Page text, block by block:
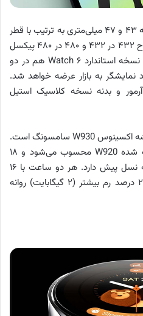
گلکسی واچ ۶ کلاسیک در دو نسخه ۴۳ و ۴۷ میلی‌متری به ترتیب با قطر
نمایشگر ۱.۳ و ۱.۵ اینچی و با وضوح ۴۳۲ در ۴۳۲ و ۴۸۰ در ۴۸۰ پیکسل
Super AMOLED عرضه می‌شود. نسخه استاندارد Watch ۶ هم در دو
با ابعاد نمایشگر به بازار عرضه خواهد شد.
آرمور و بدنه نسخه کلاسیک استیل
یک بهبود مهم دیگر استفاده از تراشه اکسینوس W930 سامسونگ است.
این تراشه در واقع نسخه اورکلاک شده W920 محسوب می‌شود و ۱۸
درصد عملکرد سریع‌تری نسبت به نسل پیش دارد. هر دو ساعت با ۱۶
گیگابایت حافظه ذخیره‌سازی و ۲۵ درصد رم بیشتر (۲ گیگابایت) روانه